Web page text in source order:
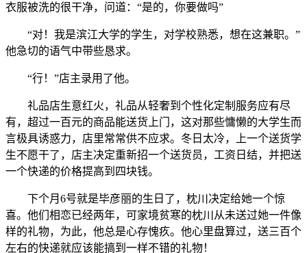
衣服被洗的很干净，问道：“是的，你要做吗”
“对！我是滨江大学的学生，对学校熟悉，想在这兼职。”
他急切的语气中带些恳求。
“行！”店主录用了他。
礼品店生意红火，礼品从轻奢到个性化定制服务应有尽
有，超过一百元的商品能送货上门，这对那些慵懒的大学生而
言极具诱惑力，店里常常供不应求。冬日太冷，上一个送货学
生不愿干了，店主决定重新招一个送货员，工资日结，并把送
一个快递的价格提高到四块钱。
下个月6号就是毕彦丽的生日了，枕川决定给她一个惊
喜。他们相恋已经两年，可家境贫寒的枕川从未送过她一件像
样的礼物，为此，他总是心存愧疚。他心里盘算过，送三百个
左右的快递就应该能搞到一样不错的礼物！